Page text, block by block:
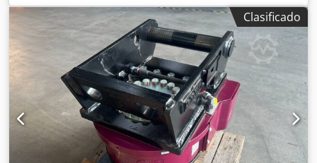
345 510 3.500,00 € OQ80 90/90 353 515 3.500,00 € QO80
90/90 355 510 3.500,00 € OQ80 100/90 387 530 3.500,00 €
OQ80 100/100 420 610 3.500,00 € OQ80 90/90 350 510
3.500,00 € OQ80 90/90 350 500 3.500,00 € OQ80 90/90 350
510 3.500,00 € OQ80 80/80 310 475 3.500,00 € Dcedoxhdh
Sjpfx Apqjk OQ90 110/100 440 595 18.000,00 € OQ90 sin
soporte 15.000,00 € OQ90 110/110 470 590 18.000,00 €
Verachtert bulones Ø vástago distancia de bulones CW40
80/80 310 445 2.000,00 € Lehnhoff bulones Ø vástago
distancia de bulones HS21 80/80 465 333 2.000,00 € HS21
80/80 305 475 2.000,00 € Placas adaptadoras adicionales
Clasificado